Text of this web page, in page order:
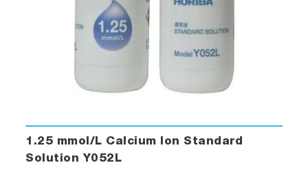
1.25 mmol/L Calcium Ion Standard
Solution Y052L